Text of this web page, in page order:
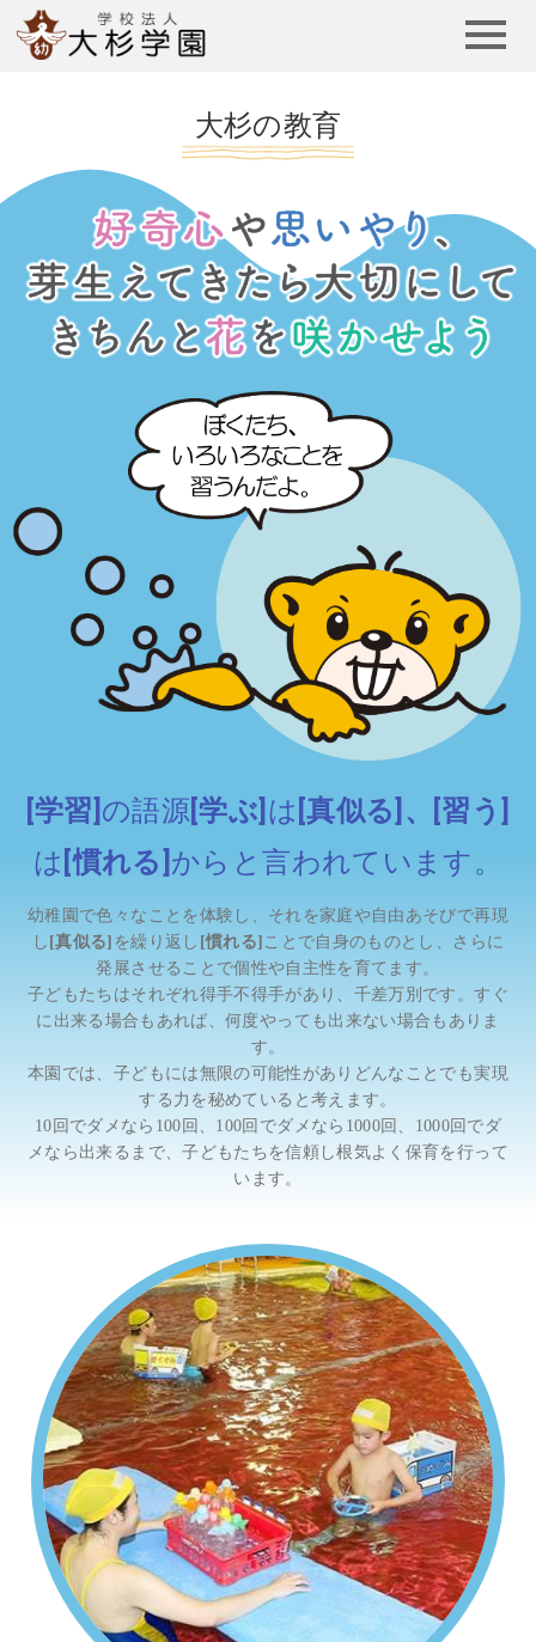
大杉の教育
[学習] の語源[学ぶ] は [真似る]、[習う]
は [慣れる] からと言われています。
幼稚園で色々なことを体験し、それを家庭や自由あそびで再現
し [真似る] を繰り返し [慣れる] ことで自身のものとし、さらに
発展させることで個性や自主性を育てます。
子どもたちはそれぞれ得手不得手があり、千差万別です。すぐ
に出来る場合もあれば、何度やっても出来ない場合もありま
す。
本園では、子どもには無限の可能性がありどんなことでも実現
する力を秘めていると考えます。
10回でダメなら100回、100回でダメなら1000回、1000回でダ
メなら出来るまで、子どもたちを信頼し根気よく保育を行って
います。